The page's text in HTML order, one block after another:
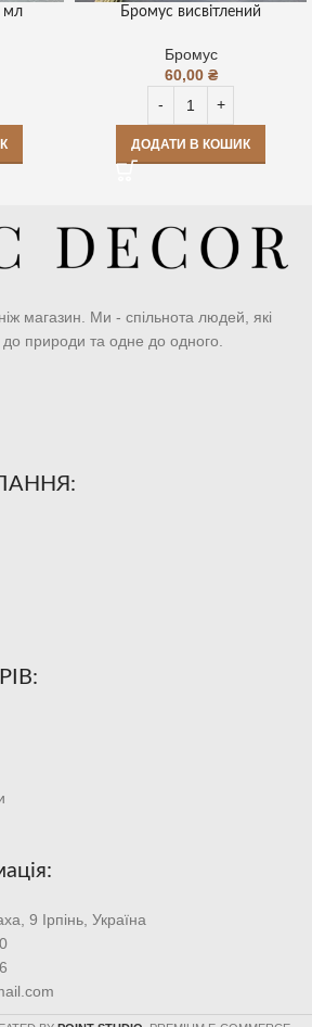
мл Бромус висвітлений
Бромус
60,00 ₴
ДОДАТИ В КОШИК
магазин. Ми - спільнота людей, які
природи та одне до одного.
9 Ірпінь, Україна